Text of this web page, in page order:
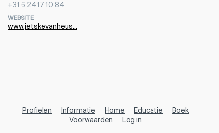
+31 6 2417 10 84
WEBSITE
www.jetskevanheus...
Profielen Informatie Home Educatie
Boek
Voorwaarden
Log in